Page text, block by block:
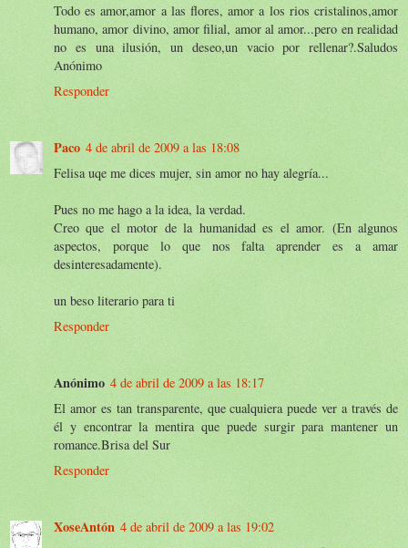
Todo es amor,amor a las flores, amor a los rios cristalinos,amor
humano, amor divino, amor filial, amor al amor...pero en realidad
no es una ilusión, un deseo,un vacio por rellenar?.Saludos
Anónimo
Responder
Paco 4 de abril de 2009 a las 18:08
Felisa uqe me dices mujer, sin amor no hay alegría...
Pues no me hago a la idea, la verdad.
Creo que el motor de la humanidad es el amor. (En algunos
aspectos, porque lo que nos falta aprender es a amar
desinteresadamente).
un beso literario para ti
Responder
Anónimo 4 de abril de 2009 a las 18:17
El amor es tan transparente, que cualquiera puede ver a través de
él y encontrar la mentira que puede surgir para mantener un
romance.Brisa del Sur
Responder
XoseAntón 4 de abril de 2009 a las 19:02